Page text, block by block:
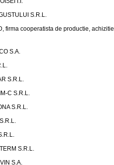
S.R.L.
firma cooperatista de productie, achizitie
S.A.
S.R.L.
C S.R.L.
S.R.L.
S.R.L.
S.A.